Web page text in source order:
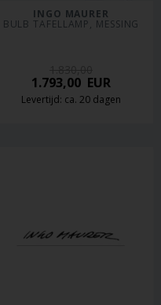
INGO MAURER
BULB TAFELLAMP, MESSING
1.793,00 EUR
Levertijd: ca. 20 dagen